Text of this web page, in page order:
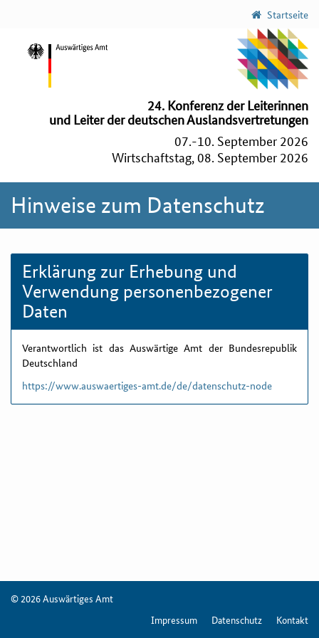
Startseite
24. Konferenz der Leiterinnen
und Leiter der deutschen Auslandsvertretungen
07.-10. September 2026
Wirtschaftstag, 08. September 2026
Hinweise zum Datenschutz
Erklärung zur Erhebung und
Verwendung personenbezogener
Daten
Verantwortlich ist das Auswärtige Amt der Bundesrepublik
Deutschland
https://www.auswaertiges-amt.de/de/datenschutz-node
© 2026 Auswärtiges Amt
Impressum
Datenschutz Kontakt